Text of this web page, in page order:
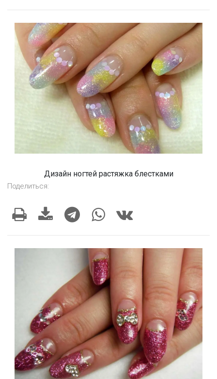
Дизайн ногтей растяжка блестками
Поделиться: